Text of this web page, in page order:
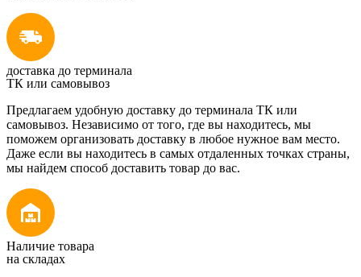
доставка до терминала
ТК или самовывоз
Предлагаем удобную доставку до терминала ТК или
самовывоз. Независимо от того, где вы находитесь, мы
поможем организовать доставку в любое нужное вам место.
Даже если вы находитесь в самых отдаленных точках страны,
мы найдем способ доставить товар до вас.
Наличие товара
на складах